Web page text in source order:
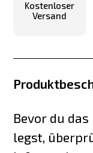
Kostenloser
Versand
Bevor du
legst,